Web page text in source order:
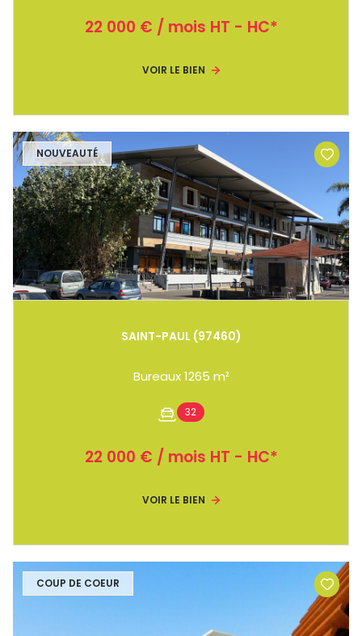
22 000 € / mois HT - HC*
VOIR LE BIEN
NOUVEAUTÉ
SAINT-PAUL (97460)
Bureaux 1265 m²
32
22 000 € / mois HT - HC*
VOIR LE BIEN
COUP DE COEUR